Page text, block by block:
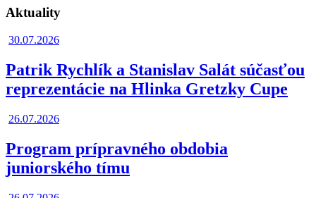
Aktuality
30.07.2026
Patrik Rychlík a Stanislav Salát súčasťou
reprezentácie na Hlinka Gretzky Cupe
26.07.2026
Program prípravného obdobia
juniorského tímu